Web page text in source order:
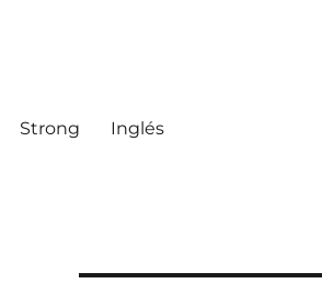
Strong Inglés